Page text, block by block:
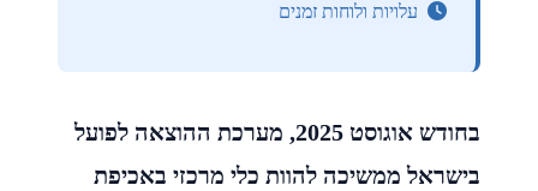
עלויות ולוחות זמנים
בחודש אוגוסט 2025, מערכת ההוצאה לפועל
בישראל ממשיכה להוות כלי מרכזי באכיפת